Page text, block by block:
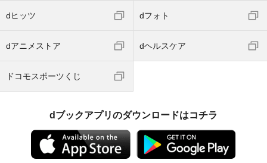
dヒッツ dフォト
dアニメストア dヘルスケア
ドコモスポーツくじ
dブックアプリのダウンロードはコチラ